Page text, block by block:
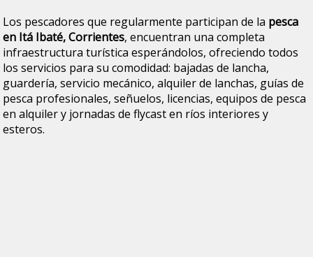
Los pescadores que regularmente participan de la pesca
en Itá Ibaté, Corrientes, encuentran una completa
infraestructura turística esperándolos, ofreciendo todos
los servicios para su comodidad: bajadas de lancha,
guardería, servicio mecánico, alquiler de lanchas, guías de
pesca profesionales, señuelos, licencias, equipos de pesca
en alquiler y jornadas de flycast en ríos interiores y
esteros.